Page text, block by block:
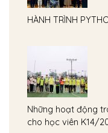
HÀNH TRÌNH
Những hoạt động
cho học viên K14/